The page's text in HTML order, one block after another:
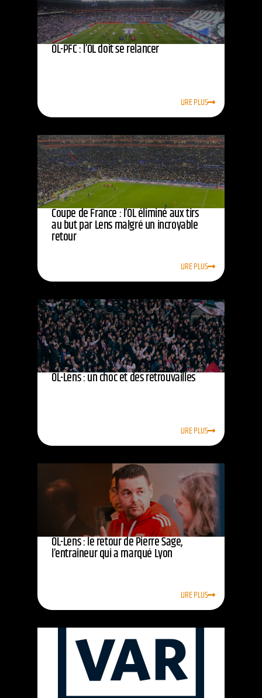
OL-PFC : l’OL doit se relancer
LIRE PLUS
Coupe de France : l’OL éliminé aux tirs
au but par Lens malgré un incroyable
retour
LIRE PLUS
OL-Lens : un choc et des retrouvailles
LIRE PLUS
OL-Lens : le retour de Pierre Sage,
l’entraîneur qui a marqué Lyon
LIRE PLUS